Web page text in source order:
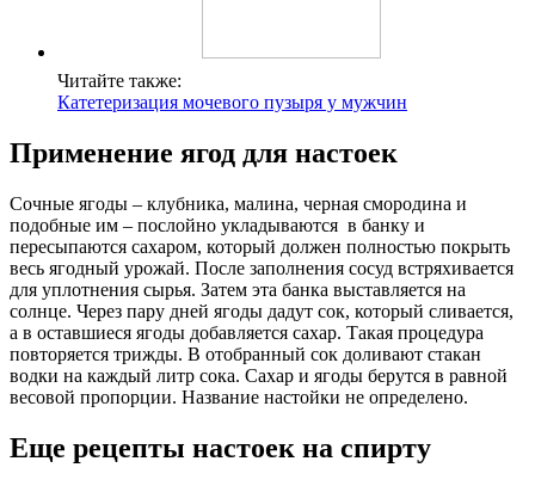
Читайте также:
Катетеризация мочевого пузыря у мужчин
Применение ягод для настоек
Сочные ягоды – клубника, малина, черная смородина и
подобные им – послойно укладываются в банку и
пересыпаются сахаром, который должен полностью покрыть
весь ягодный урожай. После заполнения сосуд встряхивается
для уплотнения сырья. Затем эта банка выставляется на
солнце. Через пару дней ягоды дадут сок, который сливается,
а в оставшиеся ягоды добавляется сахар. Такая процедура
повторяется трижды. В отобранный сок доливают стакан
водки на каждый литр сока. Сахар и ягоды берутся в равной
весовой пропорции. Название настойки не определено.
Еще рецепты настоек на спирту